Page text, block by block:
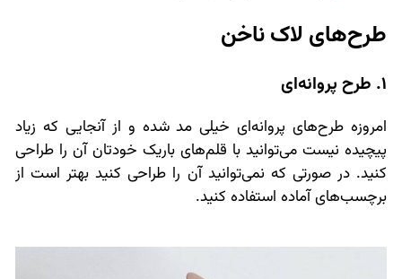
طرح‌های لاک ناخن
1. طرح پروانه‌ای
امروزه طرح‌های پروانه‌ای خیلی مد شده و از آنجایی که زیاد
پیچیده نیست می‌توانید با قلم‌های باریک خودتان آن را طراحی
کنید. در صورتی که نمی‌توانید آن را طراحی کنید بهتر است از
برچسب‌های آماده استفاده کنید.